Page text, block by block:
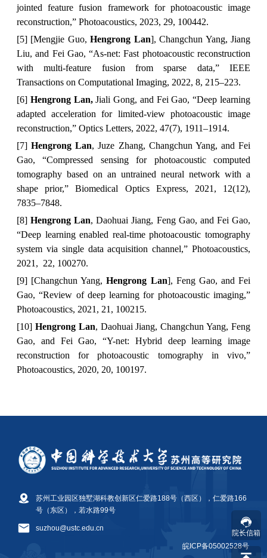
苏州工业园区独墅湖科教创新区仁爱路188号（西区），仁爱路166
号（东区），若水路99号
suzhou@ustc.edu.cn
皖ICP备05002528号
院长信箱